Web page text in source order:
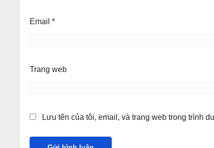
Email *
Trang web
Lưu tên của tôi, email, và trang web trong trình